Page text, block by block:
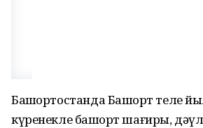
Башҡортостанда Башҡорт теле
күренекле башҡорт шағиры,